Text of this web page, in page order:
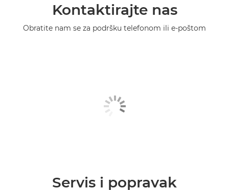
Kontaktirajte nas
Obratite nam se za podršku telefonom ili e-poštom
Servis i popravak